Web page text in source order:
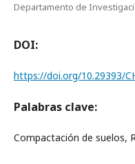
Departamento de
DOI:
https://doi.org/10.29393/
Palabras clave:
Compactación de suelos,